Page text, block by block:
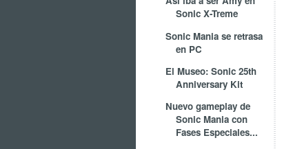
Sonic X-Treme
Sonic Mania se retrasa
en PC
El Museo: Sonic 25th
Anniversary Kit
Nuevo gameplay de
Sonic Mania con
Fases Especiales...